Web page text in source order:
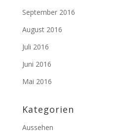
September 2016
August 2016
Juli 2016
Juni 2016
Mai 2016
Kategorien
Aussehen